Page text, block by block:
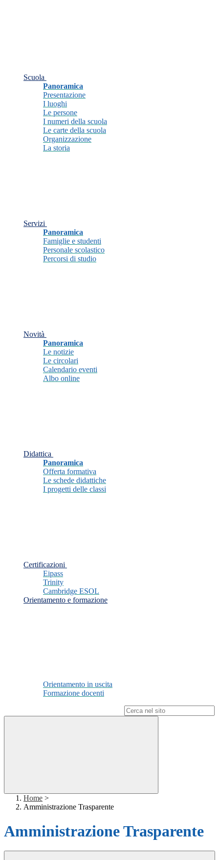
Scuola
Panoramica
Presentazione
I luoghi
Le persone
I numeri della scuola
Le carte della scuola
Organizzazione
La storia
Servizi
Panoramica
Famiglie e studenti
Personale scolastico
Percorsi di studio
Novità
Panoramica
Le notizie
Le circolari
Calendario eventi
Albo online
Didattica
Panoramica
Offerta formativa
Le schede didattiche
I progetti delle classi
Certificazioni
Eipass
Trinity
Cambridge ESOL
Orientamento e formazione
Orientamento in uscita
Formazione docenti
Home >
Amministrazione Trasparente
Amministrazione Trasparente